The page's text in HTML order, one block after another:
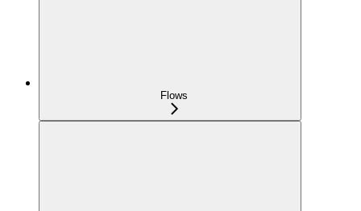
Flows